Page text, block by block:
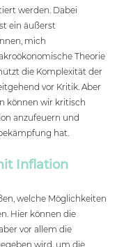
werden. Dabei
ein äußerst
mich
Theorie
die Komplexität der
vor Kritik. Aber
können wir kritisch
anzufeuern und
hat.
Inflation
welche Möglichkeiten
Hier können die
vor allem die
wird, um die